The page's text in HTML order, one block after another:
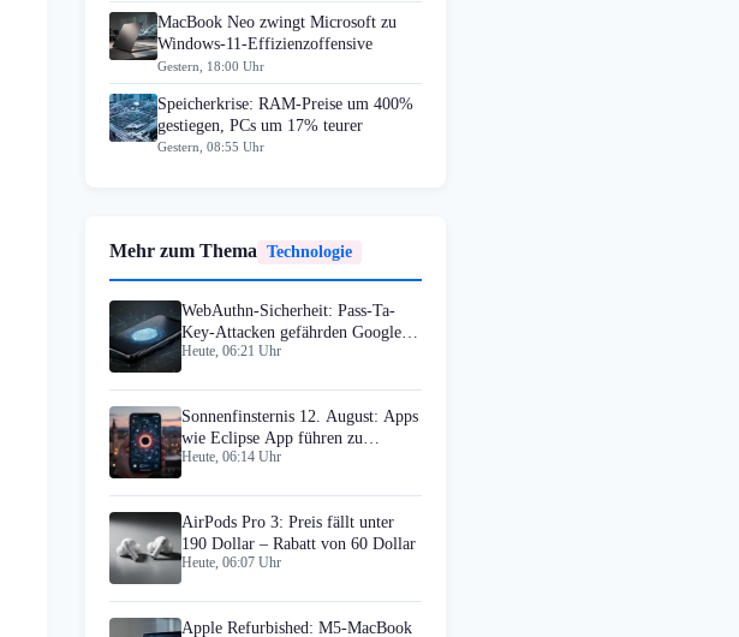
MacBook Neo zwingt Microsoft zu
Windows-11-Effizienzoffensive
Gestern, 18:00 Uhr
Speicherkrise: RAM-Preise um 400%
gestiegen, PCs um 17% teurer
Gestern, 08:55 Uhr
Mehr zum Thema Technologie
WebAuthn-Sicherheit: Pass-Ta-
Key-Attacken gefährden Google
Password Manager
Heute, 06:21 Uhr
Sonnenfinsternis 12. August: Apps
wie Eclipse App führen zu
optimalen Standorten
Heute, 06:14 Uhr
AirPods Pro 3: Preis fällt unter
190 Dollar – Rabatt von 60 Dollar
Heute, 06:07 Uhr
Apple Refurbished: M5-MacBook